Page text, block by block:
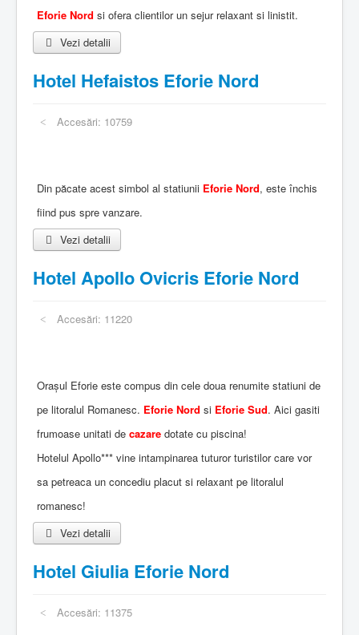
Eforie Nord si ofera clientilor un sejur relaxant si linistit.
Vezi detalii
Hotel Hefaistos Eforie Nord
Accesări: 10759
Din păcate acest simbol al statiunii Eforie Nord, este închis
fiind pus spre vanzare.
Vezi detalii
Hotel Apollo Ovicris Eforie Nord
Accesări: 11220
Orașul Eforie este compus din cele doua renumite statiuni de
pe litoralul Romanesc. Eforie Nord si Eforie Sud. Aici gasiti
frumoase unitati de cazare dotate cu piscina!
Hotelul Apollo*** vine intampinarea tuturor turistilor care vor
sa petreaca un concediu placut si relaxant pe litoralul
romanesc!
Vezi detalii
Hotel Giulia Eforie Nord
Accesări: 11375